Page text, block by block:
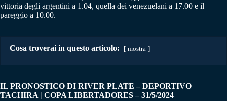
vittoria degli argentini a 1.04, quella dei venezuelani a 17.00 e il
pareggio a 10.00.
Cosa troverai in questo articolo: mostra
IL PRONOSTICO DI RIVER PLATE – DEPORTIVO
TACHIRA | COPA LIBERTADORES – 31/5/2024